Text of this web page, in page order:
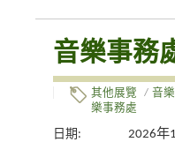
音樂事務
其他展覽 / 音
樂事務處
日期:
2026年